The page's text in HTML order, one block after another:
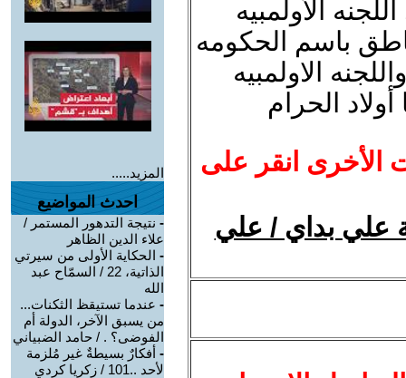
الأولمبيه
باسم الحكومه
الاولمبيه
الحرام
الأخرى انقر على
علي بداي / علي
المزيد.....
احدث المواضيع
- نتيجة التدهور المستمر /
علاء الدين الظاهر
- الحكاية الأولى من سيرتي
الذاتية، 22 / السمّاح عبد
الله
- عندما تستيقظ الثكنات...
من يسبق الآخر، الدولة أم
الفوضى؟ . / حامد الضبياني
- أفكارٌ بسيطةٌ غير مُلزمة
لأحد ..101 / زكريا كردي